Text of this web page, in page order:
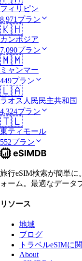
フィリピン
8,971プラン
🇰🇭
カンボジア
7,090プラン
🇲🇲
ミャンマー
449プラン
🇱🇦
ラオス人民民主共和国
4,324プラン
🇹🇱
東ティモール
552プラン
旅行eSIM検索が簡単に
ォーム。最適なデータ
リソース
地域
ブログ
トラベルeSIMに
About